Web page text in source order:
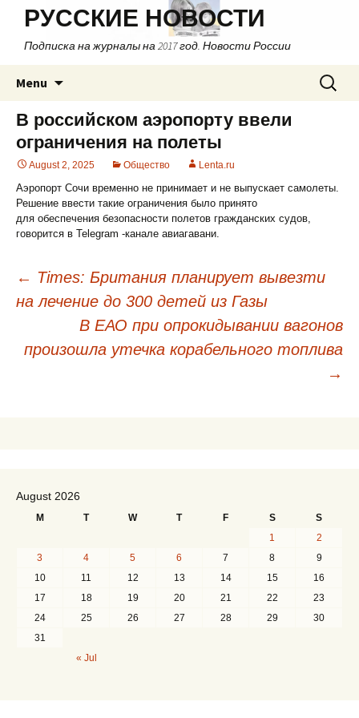
РУССКИЕ НОВОСТИ
Подписка на журналы на 2017 год. Новости России
Menu
content
Search
for:
В российском аэропорту ввели
ограничения на полеты
August 2, 2025 Общество Lenta.ru
Аэропорт Сочи временно не принимает и не выпускает самолеты.
Решение ввести такие ограничения было принято
для обеспечения безопасности полетов гражданских судов,
говорится в Telegram -канале авиагавани.
Post
navigation
← Times: Британия планирует вывезти
на лечение до 300 детей из Газы
В ЕАО при опрокидывании вагонов
произошла утечка корабельного топлива
→
August 2026
M T W T F S S
« Jul
1
2
3
4 5 6 7 8
9
10
11 12 13 14 15
16
17
18 19 20 21 22
23
24
25 26 27 28 29
30
31